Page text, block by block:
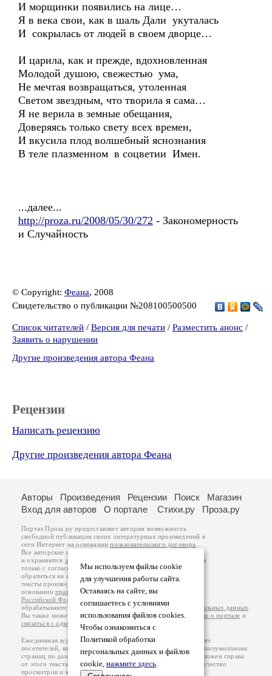
И морщинки появились на лице…
Я в века свои, как в шаль Дали укуталась
И сокрылась от людей в своем дворце…
И царила, как и прежде, вдохновленная
Молодой душою, свежестью ума,
Не мечтая возвращаться, утоленная
Светом звездным, что творила я сама…
Я не верила в земные обещания,
Доверяясь только свету всех времен,
И вкусила плод волшебный яснознания
В теле плазменном в соцветии Имен.
...далее...
http://proza.ru/2008/05/30/272 - Закономерность
и Случайность
© Copyright: Феана, 2008
Свидетельство о публикации №208100500500
Список читателей / Версия для печати / Разместить анонс /
Заявить о нарушении
Другие произведения автора Феана
Рецензии
Написать рецензию
Другие произведения автора Феана
Мы используем файлы cookie
для улучшения работы сайта.
Оставаясь на сайте, вы
соглашаетесь с условиями
использования файлов cookies.
Чтобы ознакомиться с
Политикой обработки
персональных данных и файлов
cookie, нажмите здесь.
Авторы Произведения Рецензии Поиск
Магазин
Вход для авторов
О портале Стихи.ру Проза.ру
Портал Проза.ру предоставляет авторам возможность
свободной публикации своих литературных произведений в
сети Интернет на основаниипользовательского договора
Все авторские права на произведения принадлежат авторам
и охраняются законом
. Перепечатка произведений возможна
только с согласия его автора, к которому вы можете
обратиться на его авторской странице. Ответственность за
тексты произведений авторы несут самостоятельно на
основанииправил публикацииизаконодательства
Российской Федерации
обрабатываются на основанииПолитики обработки персональных данных
Вы также можете посмотреть более подробнуюинформацию о портале и
связаться с администрацией
Ежедневная аудитория портала Проза.ру – порядка 100 тысяч
посетителей, которые в общей сумме просматривают более полумиллиона
страниц по данным счетчика посещаемости, который расположен справа
от этого текста. В каждой графе указано по две цифры: количество
просмотров и количество посетителей.